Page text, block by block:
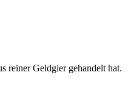
reiner Geldgier gehandelt hat.